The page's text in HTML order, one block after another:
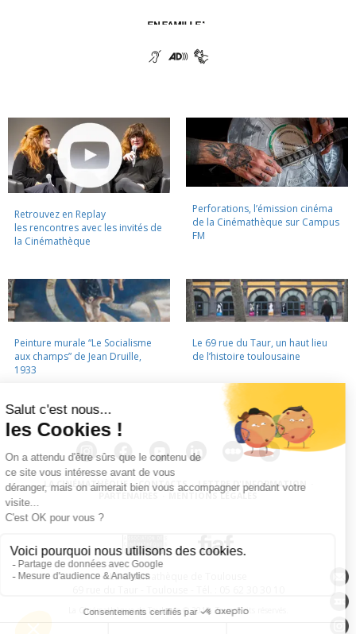
Retrouvez en Replay
les rencontres avec les invités de
la Cinémathèque
Perforations, l’émission cinéma
de la Cinémathèque sur Campus
FM
Peinture murale “Le Socialisme
aux champs” de Jean Druille,
1933
Le 69 rue du Taur, un haut lieu
de l’histoire toulousaine
LA CINÉMATHÈQUE · CONTACTS · LETTRE D'INFORMATION
PARTENAIRES · MENTIONS LÉGALES
La Cinémathèque de Toulouse
La Cinémathèque de Toulouse © 2015. Tous droits réservés.